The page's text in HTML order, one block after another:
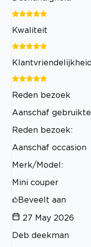
Kwaliteit
Klantvriendelijkheid
Reden bezoek
Aanschaf
Reden bezoek:
Aanschaf occasion
Merk/Model:
Mini couper
Beveelt aan
27 May 2026
Deb deekman